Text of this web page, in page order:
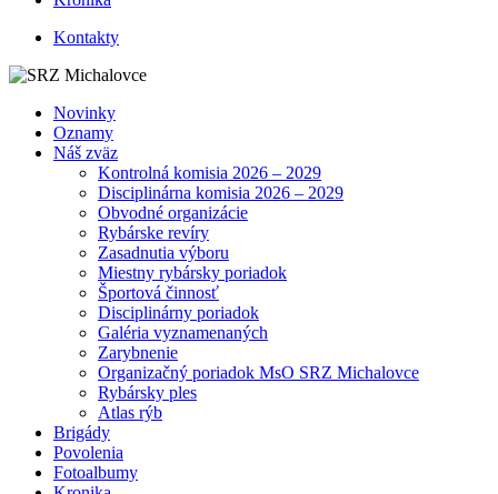
Kontakty
Novinky
Oznamy
Náš zväz
Kontrolná komisia 2026 – 2029
Disciplinárna komisia 2026 – 2029
Obvodné organizácie
Rybárske revíry
Zasadnutia výboru
Miestny rybársky poriadok
Športová činnosť
Disciplinárny poriadok
Galéria vyznamenaných
Zarybnenie
Organizačný poriadok MsO SRZ Michalovce
Rybársky ples
Atlas rýb
Brigády
Povolenia
Fotoalbumy